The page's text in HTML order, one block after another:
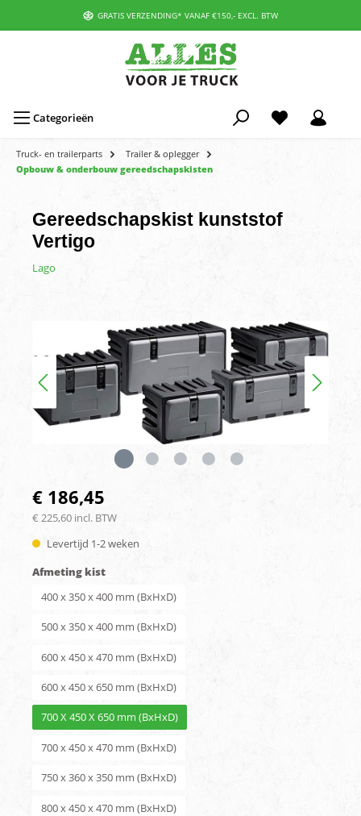
GRATIS VERZENDING* VANAF €150,- EXCL. BTW
Categorieën
Truck- en trailerparts
Trailer & oplegger
Opbouw & onderbouw gereedschapskisten
Gereedschapskist kunststof
Vertigo
Lago
€ 186,45
€ 225,60 incl. BTW
Levertijd 1-2 weken
Afmeting kist
400 x 350 x 400 mm (BxHxD)
500 x 350 x 400 mm (BxHxD)
600 x 450 x 470 mm (BxHxD)
600 x 450 x 650 mm (BxHxD)
700 X 450 X 650 mm (BxHxD)
700 x 450 x 470 mm (BxHxD)
750 x 360 x 350 mm (BxHxD)
800 x 450 x 470 mm (BxHxD)